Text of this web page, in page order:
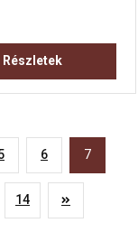
Részletek
6 7
14